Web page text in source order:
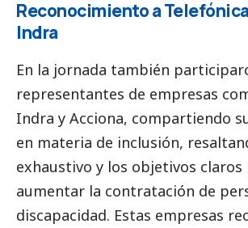
Reconocimiento a
Indra
En la jornada también
representantes de empresas
Indra y Acciona, compartiendo
en materia de inclusión,
exhaustivo y los objetivos claros
aumentar la contratación de
discapacidad. Estas empresas